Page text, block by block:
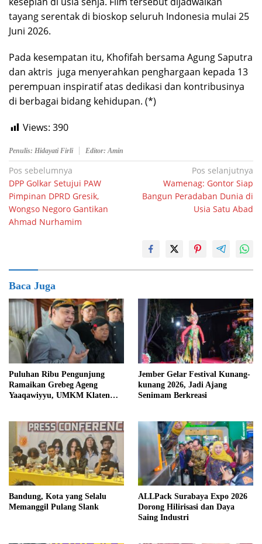
tayang serentak di bioskop seluruh Indonesia mulai 25
Juni 2026.
Pada kesempatan itu, Khofifah bersama Agung Saputra
dan aktris juga menyerahkan penghargaan kepada 13
perempuan inspiratif atas dedikasi dan kontribusinya
di berbagai bidang kehidupan. (*)
Views: 390
Penulis: Hidayati Firli Editor: Amin
Navigasi
pos
Pos sebelumnya
DPP Golkar Setujui PAW
Pimpinan DPRD Gresik,
Wongso Negoro Gantikan
Ahmad Nurhamim
Pos selanjutnya
Wamenag: Gontor Siap
Bangun Peradaban Dunia di
Usia Satu Abad
Baca Juga
Puluhan Ribu Pengunjung
Ramaikan Grebeg Ageng
Yaaqawiyyu, UMKM Klaten
Jember Gelar Festival Kunang-
kunang 2026, Jadi Ajang
Senimam Berkreasi
Bandung, Kota yang Selalu
Memanggil Pulang Slank
ALLPack Surabaya Expo 2026
Dorong Hilirisasi dan Daya
Saing Industri